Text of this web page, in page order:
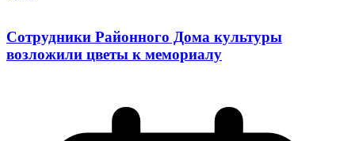
Сотрудники Районного Дома культуры
возложили цветы к мемориалу